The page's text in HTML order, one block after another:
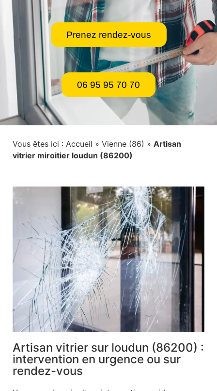
Prenez rendez-vous
06 95 95 70 70
Vous êtes ici : Accueil » Vienne (86) » Artisan
vitrier miroitier loudun (86200)
Artisan vitrier sur loudun (86200) :
intervention en urgence ou sur
rendez-vous